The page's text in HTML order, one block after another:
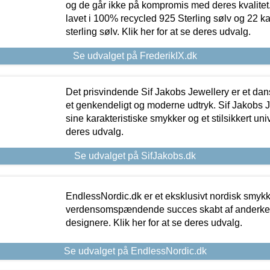
og de går ikke på kompromis med deres
lavet i 100% recycled 925 Sterling sølv og 22
sterling sølv. Klik her for at se deres udvalg.
Se udvalget på FrederikIX.dk
Det prisvindende Sif Jakobs Jewellery er et
et genkendeligt og moderne udtryk. Sif Jakobs
sine karakteristiske smykker og et stilsikkert
deres udvalg.
Se udvalget på SifJakobs.dk
EndlessNordic.dk er et eksklusivt nordisk
verdensomspændende succes skabt af
designere. Klik her for at se deres udvalg.
Se udvalget på EndlessNordic.dk